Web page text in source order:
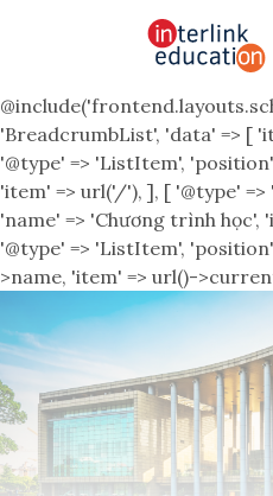
'BreadcrumbList', 'data' => [
'@type' => 'ListItem',
'item' => url('/'), ], [ '@type'
'name' => 'Chương trình
'@type' => 'ListItem',
>name, 'item' => url()-